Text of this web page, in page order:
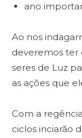
ano
Ao nos
deveremos ter
seres de Luz
as ações que
Com a
ciclos inciarão